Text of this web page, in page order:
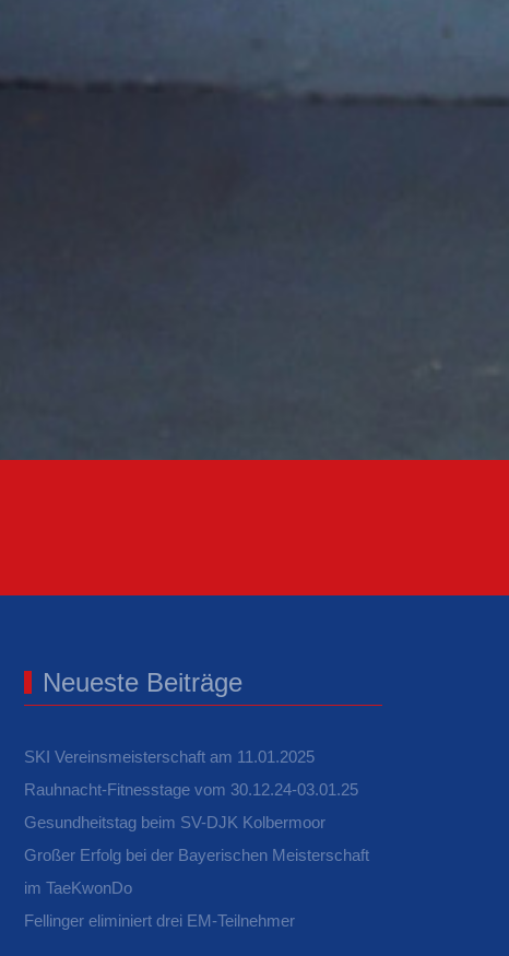
Neueste Beiträge
SKI Vereinsmeisterschaft am 11.01.2025
Rauhnacht-Fitnesstage vom 30.12.24-03.01.25
Gesundheitstag beim SV-DJK Kolbermoor
Großer Erfolg bei der Bayerischen Meisterschaft
im TaeKwonDo
Fellinger eliminiert drei EM-Teilnehmer